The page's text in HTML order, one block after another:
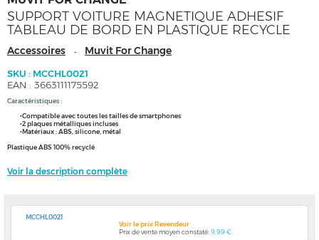
SUPPORT VOITURE MAGNETIQUE ADHESIF
TABLEAU DE BORD EN PLASTIQUE RECYCLE
Accessoires - Muvit For Change
SKU : MCCHL0021
EAN : 3663111175592
Caractéristiques :
•Compatible avec toutes les tailles de smartphones
•2 plaques métalliques incluses
•Matériaux : ABS, silicone, métal
Plastique ABS 100% recyclé
Voir la description complète
MCCHL0021
Voir le prix Revendeur
Prix de vente moyen constaté:9,99 €